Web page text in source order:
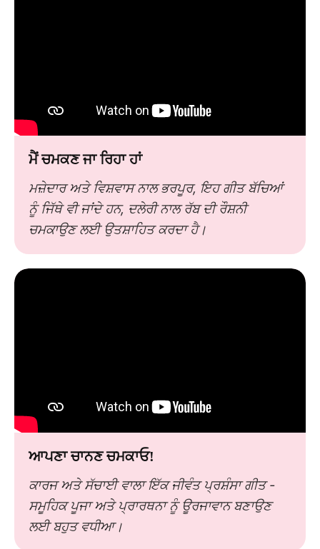
ਮੈਂ ਚਮਕਣ ਜਾ ਰਿਹਾ ਹਾਂ
ਮਜ਼ੇਦਾਰ ਅਤੇ ਵਿਸ਼ਵਾਸ ਨਾਲ ਭਰਪੂਰ, ਇਹ ਗੀਤ ਬੱਚਿਆਂ
ਨੂੰ ਜਿੱਥੇ ਵੀ ਜਾਂਦੇ ਹਨ, ਦਲੇਰੀ ਨਾਲ ਰੱਬ ਦੀ ਰੌਸ਼ਨੀ
ਚਮਕਾਉਣ ਲਈ ਉਤਸ਼ਾਹਿਤ ਕਰਦਾ ਹੈ।
ਆਪਣਾ ਚਾਨਣ ਚਮਕਾਓ!
ਕਾਰਜ ਅਤੇ ਸੱਚਾਈ ਵਾਲਾ ਇੱਕ ਜੀਵੰਤ ਪ੍ਰਸ਼ੰਸਾ ਗੀਤ -
ਸਮੂਹਿਕ ਪੂਜਾ ਅਤੇ ਪ੍ਰਾਰਥਨਾ ਨੂੰ ਊਰਜਾਵਾਨ ਬਣਾਉਣ
ਲਈ ਬਹੁਤ ਵਧੀਆ।